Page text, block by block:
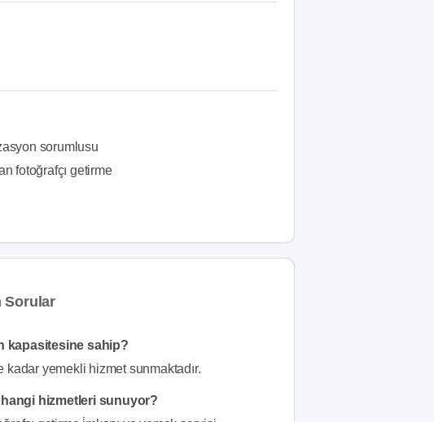
sorumlusu
fotoğrafçı getirme
Sorular
kapasitesine sahip?
yemekli hizmet sunmaktadır.
hizmetleri sunuyor?